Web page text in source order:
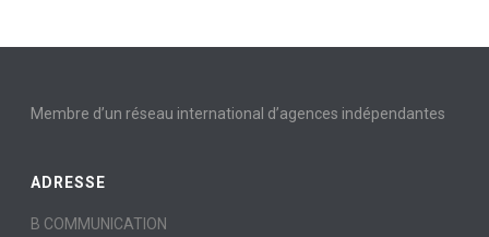
Membre d’un réseau international d’agences indépendantes
ADRESSE
B COMMUNICATION